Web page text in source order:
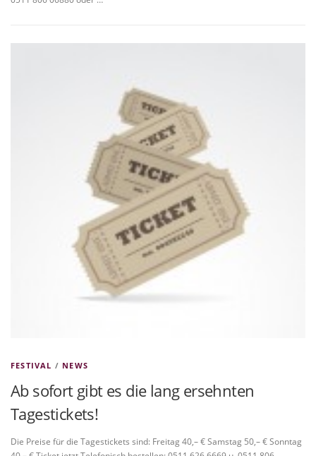
FESTIVAL / NEWS
Ab sofort gibt es die lang ersehnten
Tagestickets!
Die Preise für die Tagestickets sind: Freitag 40,– € Samstag 50,– € Sonntag